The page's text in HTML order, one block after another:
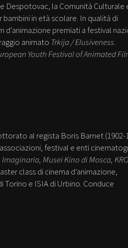
Despotovac, la Comunità Culturale
in età scolare. In qualità di
premiati a festival
animato Trkija / Elusiveness.
Youth Festival of Animated
al regista Boris Barnet (1902-
festival e enti
Musei Kino di Mosca,
class di cinema d’animazione,
e ISIA di Urbino. Conduce